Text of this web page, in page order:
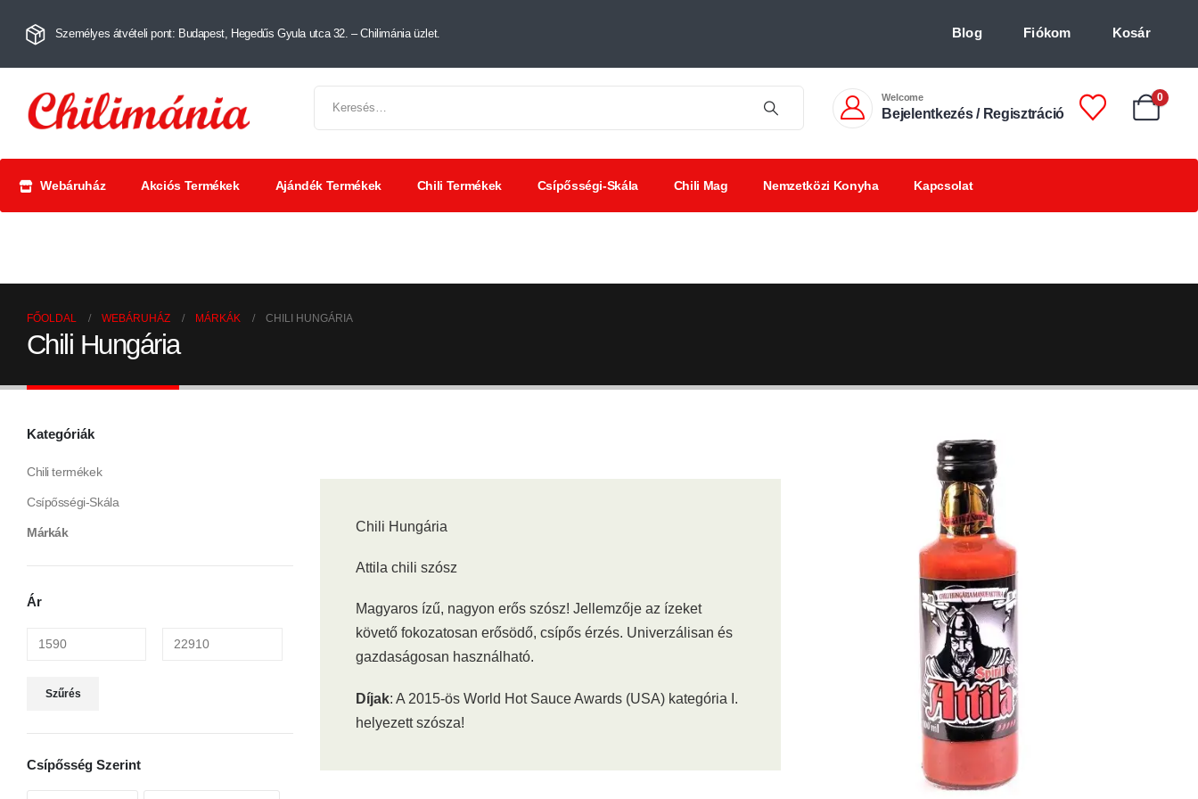
Személyes átvételi pont: Budapest, Hegedűs Gyula utca 32. – Chilimánia üzlet. Blog Fiókom Kosár
Welcome
Bejelentkezés / Regisztráció
0
Webáruház Akciós Termékek Ajándék Termékek Chili Termékek Csípősségi-Skála Chili Mag Nemzetközi Konyha Kapcsolat
FŐOLDAL WEBÁRUHÁZ MÁRKÁK CHILI HUNGÁRIA
Chili Hungária
Chili Hungária
Attila chili szósz
Magyaros ízű, nagyon erős szósz! Jellemzője az ízeket
követő fokozatosan erősödő, csípős érzés. Univerzálisan és
gazdaságosan használható.
Díjak: A 2015-ös World Hot Sauce Awards (USA) kategória I.
helyezett szósza!
Kategóriák
Chili termékek
Csípősségi-Skála
Márkák
Ár
Szűrés
Csípősség Szerint